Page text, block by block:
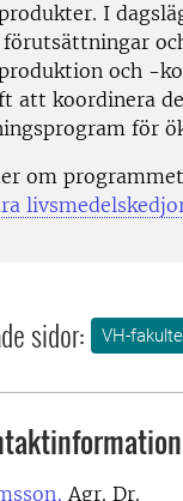
I
förutsättningar
och -
att koordinera
för
om
sidor: VH-
Agr. Dr.